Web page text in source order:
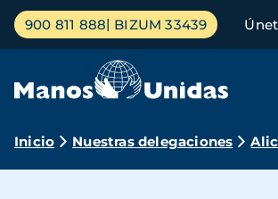
Pasar
contenido
Menú
principal
900 811 888 BIZUM 33439
Ruta
Inicio Nuestras delegaciones